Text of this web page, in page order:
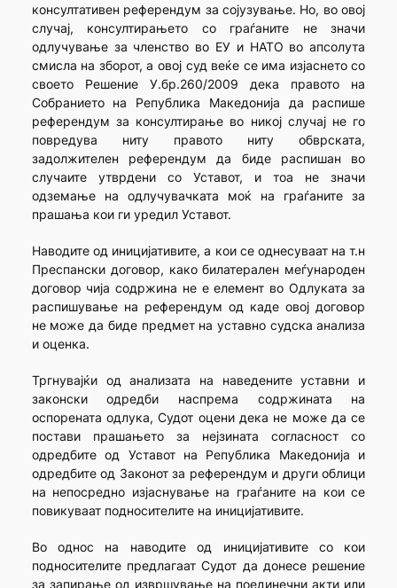
консултативен референдум за сојузување. Но, во овој
случај, консултирањето со граѓаните не значи
одлучување за членство во ЕУ и НАТО во апсолута
смисла на зборот, а овој суд веќе се има изјаснето со
своето Решение У.бр.260/2009 дека правото на
Собранието на Република Македонија да распише
референдум за консултирање во никој случај не го
повредува ниту правото ниту обврската,
задолжителен референдум да биде распишан во
случаите утврдени со Уставот, и тоа не значи
одземање на одлучувачката моќ на граѓаните за
прашања кои ги уредил Уставот.
Наводите од иницијативите, а кои се однесуваат на т.н
Преспански договор, како билатерален меѓународен
договор чија содржина не е елемент во Одлуката за
распишување на референдум од каде овој договор
не може да биде предмет на уставно судска анализа
и оценка.
Тргнувајќи од анализата на наведените уставни и
законски одредби наспрема содржината на
оспорената одлука, Судот оцени дека не може да се
постави прашањето за нејзината согласност со
одредбите од Уставот на Република Македонија и
одредбите од Законот за референдум и други облици
на непосредно изјаснување на граѓаните на кои се
повикуваат подносителите на иницијативите.
Во однос на наводите од иницијативите со кои
подносителите предлагаат Судот да донесе решение
за запирање од извршување на поединечни акти или